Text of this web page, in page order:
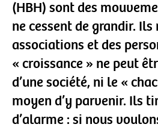
(HBH) sont des
ne cessent de grandir.
associations et des
« croissance » ne peut
d’une société, ni le «
moyen d’y parvenir. Ils
d’alarme : si nous